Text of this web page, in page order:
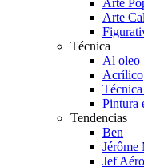
Arte
Técnica
Al oleo
Acrílico
Pintura
Tendencias
Ben
Jérôme
Jef